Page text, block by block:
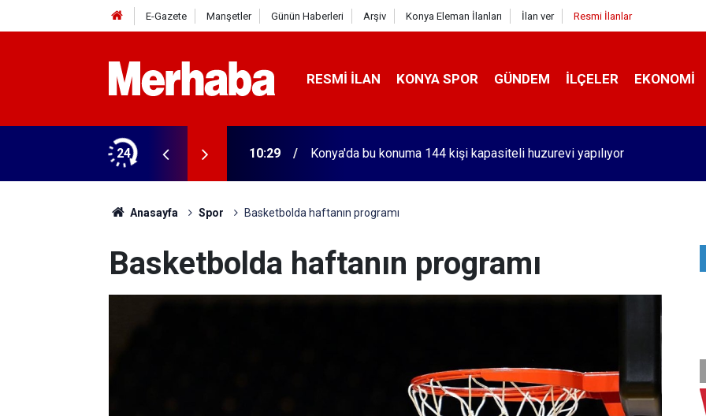
E-Gazete Manşetler Günün Haberleri Arşiv Konya Eleman İlanları İlan ver Resmi İlanlar
RESMI İLAN KONYA SPOR GÜNDEM İLÇELER EKONOMI
24 10:29 Konya'da bu konuma 144 kişi kapasiteli huzurevi yapılıyor
Anasayfa Spor Basketbolda haftanın programı
Basketbolda haftanın programı